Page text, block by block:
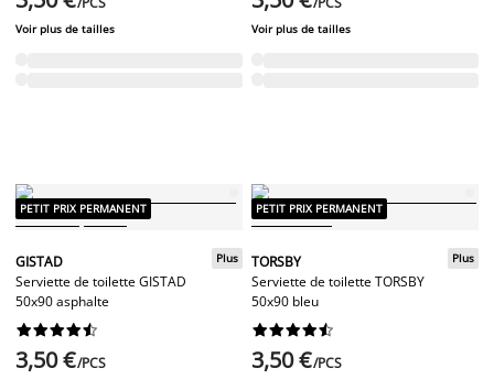
Voir plus de tailles Voir plus de tailles
PETIT PRIX PERMANENT
GISTAD
Serviette de toilette GISTAD
50x90 asphalte
Plus






3,50 €/PCS
PETIT PRIX PERMANENT
TORSBY
Serviette de toilette TORSBY
50x90 bleu
Plus






3,50 €/PCS